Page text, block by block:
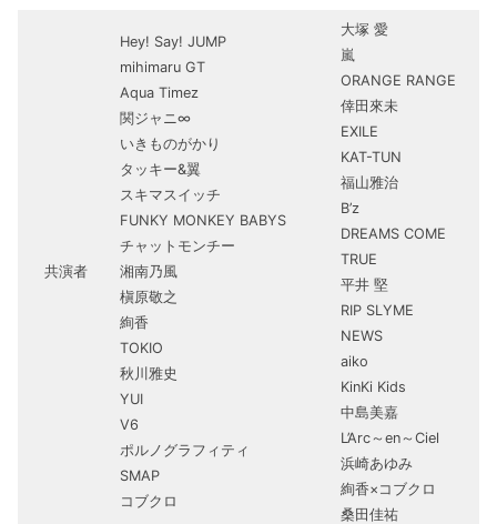
共演者
Hey! Say! JUMP
mihimaru GT
Aqua Timez
関ジャニ∞
いきものがかり
タッキー&翼
スキマスイッチ
FUNKY MONKEY BABYS
チャットモンチー
湘南乃風
槇原敬之
絢香
TOKIO
秋川雅史
YUI
V6
ポルノグラフィティ
SMAP
コブクロ
大塚 愛
嵐
ORANGE RANGE
倖田來未
EXILE
KAT-TUN
福山雅治
B’z
DREAMS COME
TRUE
平井 堅
RIP SLYME
NEWS
aiko
KinKi Kids
中島美嘉
L’Arc～en～Ciel
浜崎あゆみ
絢香×コブクロ
桑田佳祐